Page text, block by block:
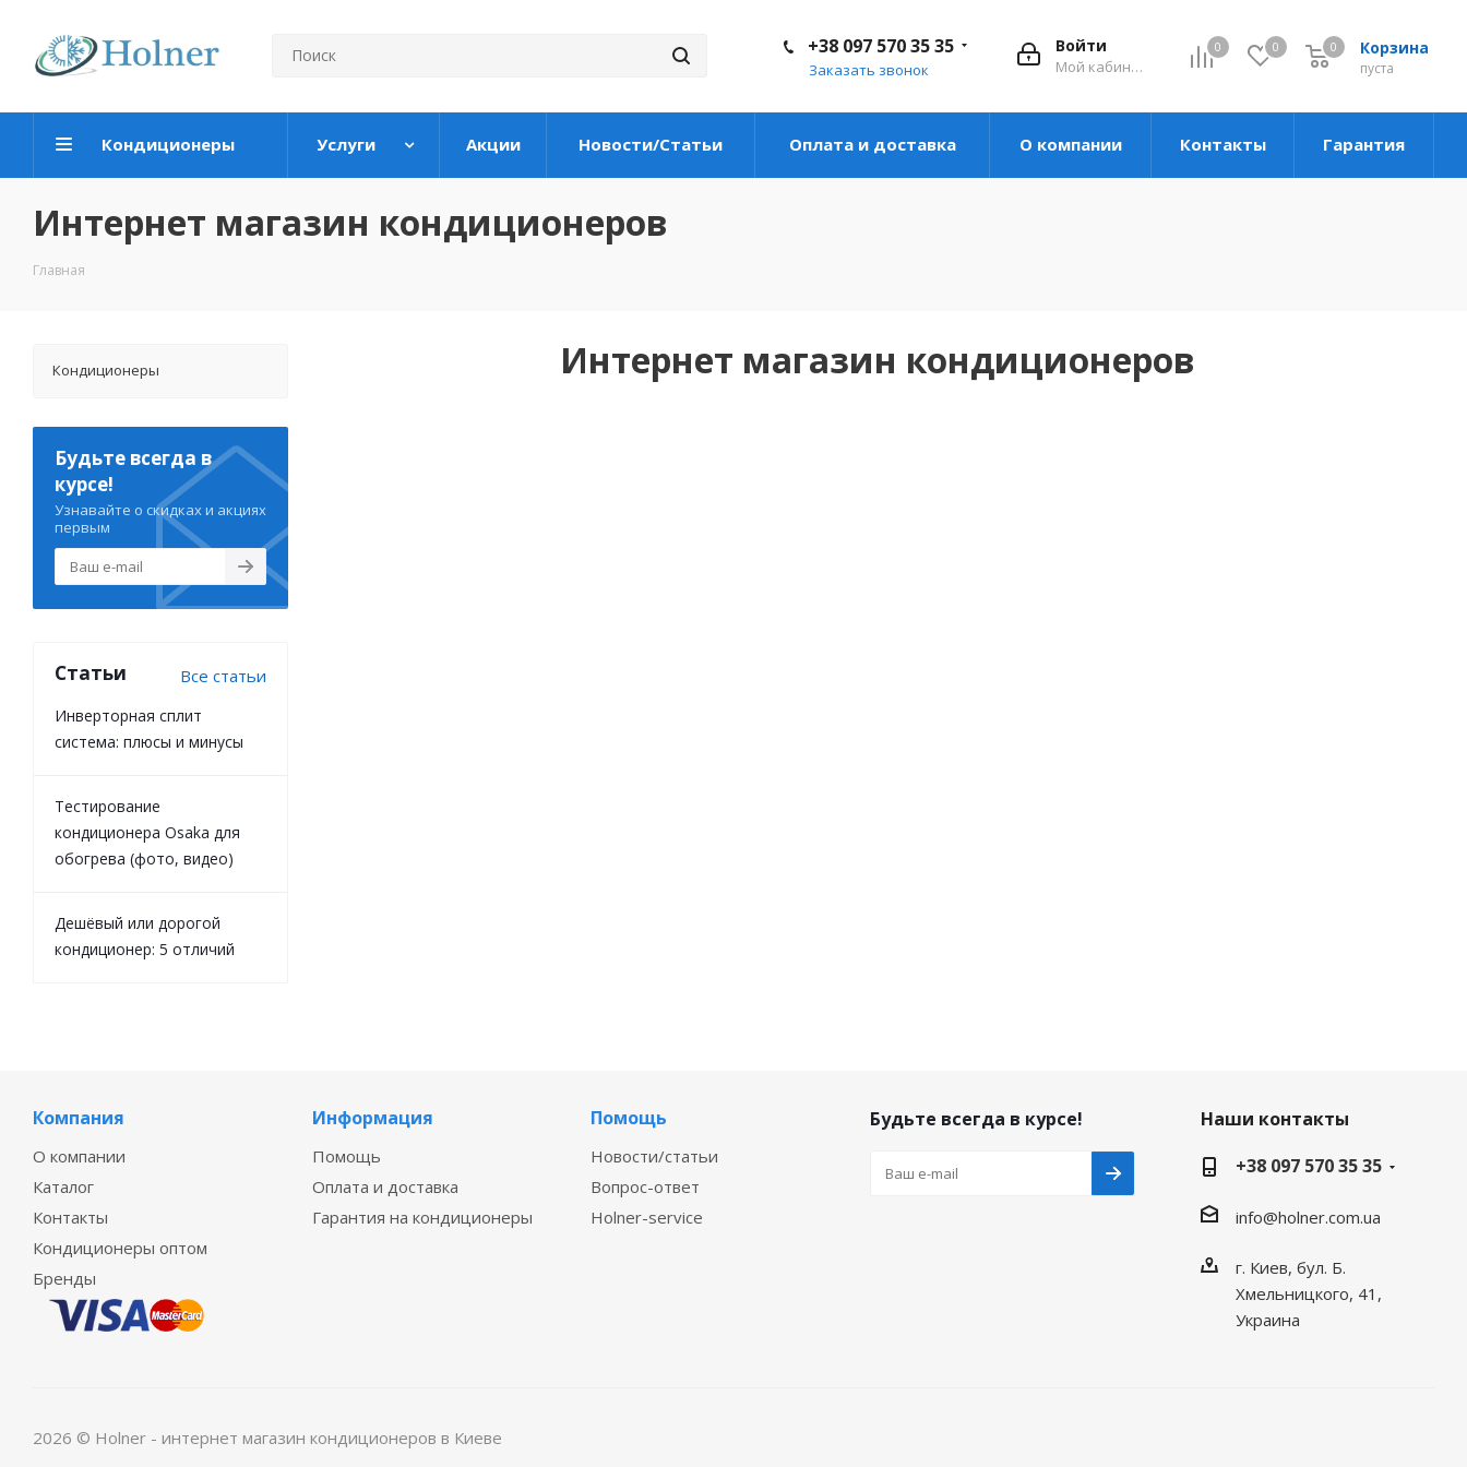
0 0 Корзина
пуста
0
Войти
Мой кабинет
+38 097 570 35 35
Заказать звонок
Кондиционеры Услуги Акции Новости/Статьи Оплата и доставка О компании Контакты Гарантия
Интернет магазин кондиционеров
Главная
Интернет магазин кондиционеров
Кондиционеры
Будьте всегда в
курсе!
Узнавайте о скидках и акциях
первым
Статьи Все статьи
Инверторная сплит
система: плюсы и минусы
Тестирование
кондиционера Osaka для
обогрева (фото, видео)
Дешёвый или дорогой
кондиционер: 5 отличий
Компания
О компании
Каталог
Контакты
Кондиционеры оптом
Бренды
Информация
Помощь
Оплата и доставка
Гарантия на кондиционеры
Помощь
Новости/статьи
Вопрос-ответ
Holner-service
Будьте всегда в курсе!
Наши контакты
+38 097 570 35 35
info@holner.com.ua
г. Киев, бул. Б.
Хмельницкого, 41,
Украина
2026 © Holner - интернет магазин кондиционеров в Киеве